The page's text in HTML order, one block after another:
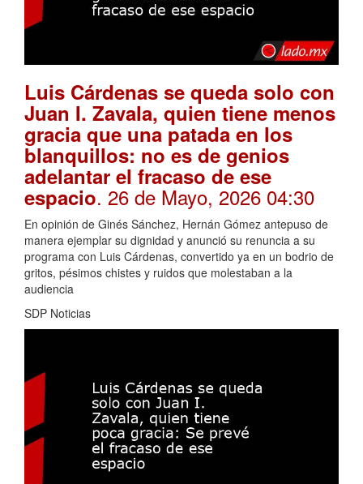
Luis Cárdenas se queda solo con
Juan I. Zavala, quien tiene menos
gracia que una patada en los
blanquillos: no es de genios
adelantar el fracaso de ese
espacio. 26 de Mayo, 2026 04:30
En opinión de Ginés Sánchez, Hernán Gómez antepuso de
manera ejemplar su dignidad y anunció su renuncia a su
programa con Luis Cárdenas, convertido ya en un bodrio de
gritos, pésimos chistes y ruidos que molestaban a la
audiencia
SDP Noticias